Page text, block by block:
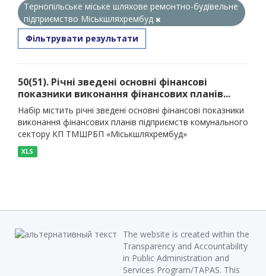
Тернопільське міське шляхове ремонтно-будівельне
підприємство Міськшляхрембуд
Фільтрувати результати
50(51). Річні зведені основні фінансові
показники виконання фінансових планів...
Набір містить річні зведені основні фінансові показники
виконання фінансових планів підприємств комунального
сектору КП ТМШРБП «Міськшляхрембуд»
XLS
The website is created within the
Transparency and Accountability
in Public Administration and
Services Program/TAPAS. This